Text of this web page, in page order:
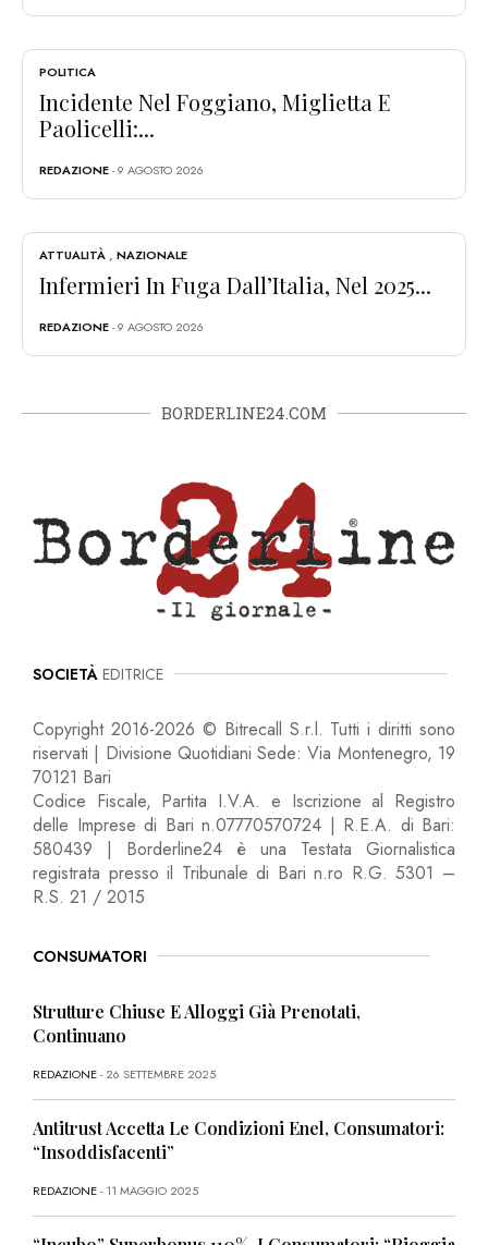
POLITICA
Incidente Nel Foggiano, Miglietta E
Paolicelli:...
REDAZIONE- 9 AGOSTO 2026
ATTUALITÀ , NAZIONALE
Infermieri In Fuga Dall’Italia, Nel 2025...
REDAZIONE- 9 AGOSTO 2026
BORDERLINE24.COM
SOCIETÀ EDITRICE
Copyright 2016-2026 © Bitrecall S.r.l. Tutti i diritti sono
riservati | Divisione Quotidiani Sede: Via Montenegro, 19
70121 Bari
Codice Fiscale, Partita I.V.A. e Iscrizione al Registro
delle Imprese di Bari n.07770570724 | R.E.A. di Bari:
580439 | Borderline24 è una Testata Giornalistica
registrata presso il Tribunale di Bari n.ro R.G. 5301 –
R.S. 21 / 2015
CONSUMATORI
Strutture Chiuse E Alloggi Già Prenotati,
Continuano
REDAZIONE- 26 SETTEMBRE 2025
Antitrust Accetta Le Condizioni Enel, Consumatori:
“Insoddisfacenti”
REDAZIONE- 11 MAGGIO 2025